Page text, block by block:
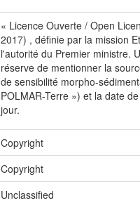
« Licence Ouverte / Open
2017) , définie par la mission
l'autorité du Premier ministre.
réserve de mentionner la
de sensibilité morpho-
POLMAR-Terre ») et la date
jour.
Copyright
Copyright
Unclassified